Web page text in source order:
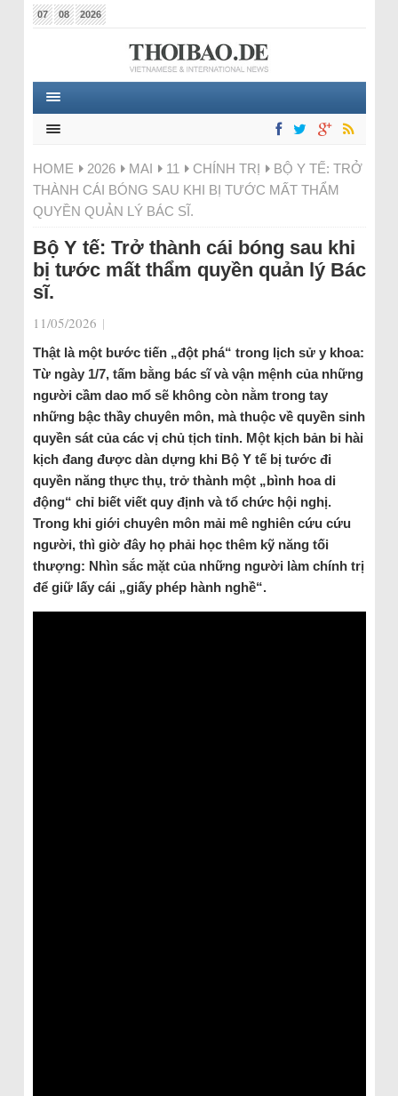
07 08 2026
HOME 2026 MAI 11 CHÍNH TRỊ
BỘ Y TẾ: TRỞ
THÀNH CÁI BÓNG SAU KHI BỊ TƯỚC MẤT THẨM
QUYỀN QUẢN LÝ BÁC SĨ.
Bộ Y tế: Trở thành cái bóng sau khi
bị tước mất thẩm quyền quản lý Bác
sĩ.
11/05/2026 |
Thật là một bước tiến „đột phá“ trong lịch sử y khoa:
Từ ngày 1/7, tấm bằng bác sĩ và vận mệnh của những
người cầm dao mổ sẽ không còn nằm trong tay
những bậc thầy chuyên môn, mà thuộc về quyền sinh
quyền sát của các vị chủ tịch tỉnh. Một kịch bản bi hài
kịch đang được dàn dựng khi Bộ Y tế bị tước đi
quyền năng thực thụ, trở thành một „bình hoa di
động“ chỉ biết viết quy định và tổ chức hội nghị.
Trong khi giới chuyên môn mải mê nghiên cứu cứu
người, thì giờ đây họ phải học thêm kỹ năng tối
thượng: Nhìn sắc mặt của những người làm chính trị
để giữ lấy cái „giấy phép hành nghề“.